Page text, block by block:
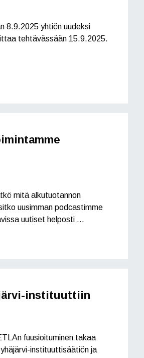
8.9.2025 yhtiön uudeksi
tehtävässään 15.9.2025.
mitä alkutuotannon
uusimman podcastimme
uutiset helposti …
instituuttiin
fuusioituminen takaa
instituuttisäätiön ja